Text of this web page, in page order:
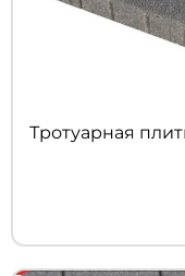
Тротуарная